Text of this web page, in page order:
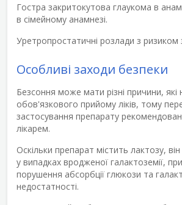
Гостра закритокутова глаукома в
в сімейному анамнезі.
Уретропростатичні розлади з ризиком
Особливі заходи безпеки
Безсоння може мати різні причини,
обов'язкового прийому ліків, тому
застосування препарату
лікарем.
Оскільки препарат містить лактозу,
у випадках вродженої галактоземії,
порушення абсорбції глюкози та
недостатності.